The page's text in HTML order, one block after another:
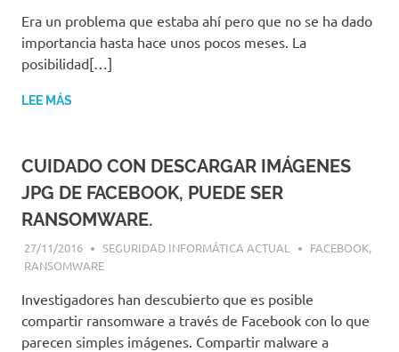
Era un problema que estaba ahí pero que no se ha dado
importancia hasta hace unos pocos meses. La
posibilidad[…]
LEE MÁS
CUIDADO CON DESCARGAR IMÁGENES
JPG DE FACEBOOK, PUEDE SER
RANSOMWARE.
27/11/2016 SEGURIDAD INFORMÁTICA ACTUAL FACEBOOK,
RANSOMWARE
Investigadores han descubierto que es posible
compartir ransomware a través de Facebook con lo que
parecen simples imágenes. Compartir malware a